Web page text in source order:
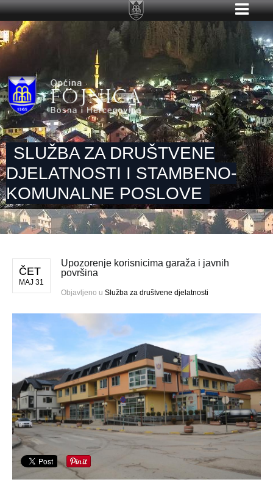
SLUŽBA ZA DRUŠTVENE
DJELATNOSTI I STAMBENO-
KOMUNALNE POSLOVE
ČET
MAJ 31
Upozorenje korisnicima garaža i javnih
površina
Objavljeno u Služba za društvene djelatnosti